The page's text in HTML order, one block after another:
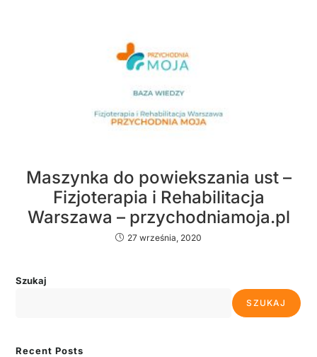
Maszynka do powiekszania ust –
Fizjoterapia i Rehabilitacja
Warszawa – przychodniamoja.pl
27 września, 2020
Szukaj
SZUKAJ
Recent Posts